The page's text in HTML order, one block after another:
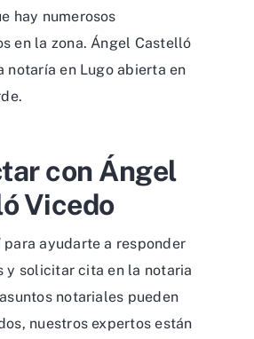
hay numerosos
en la zona. Ángel Castelló
notaría en Lugo abierta en
con Ángel
Vicedo
para ayudarte a responder
y solicitar cita en la notaria
notariales pueden
nuestros expertos están